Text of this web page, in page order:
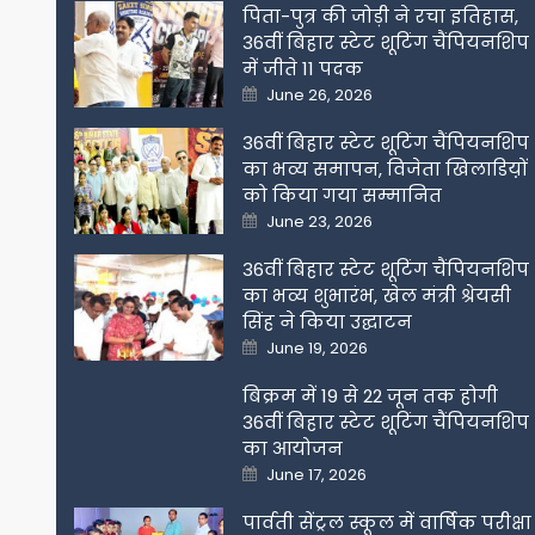
पिता-पुत्र की जोड़ी ने रचा इतिहास,
36वीं बिहार स्टेट शूटिंग चैंपियनशिप
में जीते 11 पदक
Posted
on
June 26, 2026
36वीं बिहार स्टेट शूटिंग चैंपियनशिप
का भव्य समापन, विजेता खिलाडिय़ों
को किया गया सम्मानित
Posted
on
June 23, 2026
36वीं बिहार स्टेट शूटिंग चैंपियनशिप
का भव्य शुभारंभ, खेल मंत्री श्रेयसी
सिंह ने किया उद्घाटन
Posted
on
June 19, 2026
बिक्रम में 19 से 22 जून तक होगी
36वीं बिहार स्टेट शूटिंग चैंपियनशिप
का आयोजन
Posted
on
June 17, 2026
पार्वती सेंट्रल स्कूल में वार्षिक परीक्षा